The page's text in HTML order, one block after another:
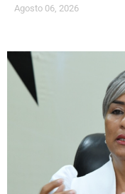
Agosto 06, 2026